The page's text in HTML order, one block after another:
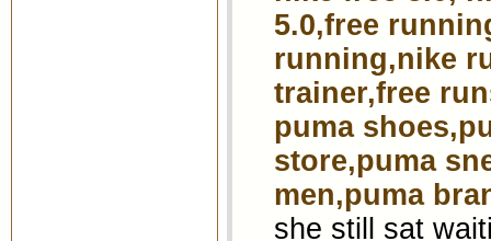
5.0,free
running,nike
trainer,free
puma
store,puma
men,puma
she still sat